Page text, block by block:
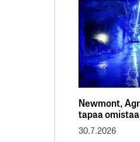
Newmont,
tapaa
30.7.2026